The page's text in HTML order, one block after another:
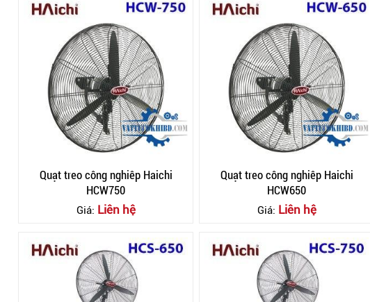
Quạt treo công nghiêp Haichi
HCW750
Giá: Liên hệ
Quạt treo công nghiêp Haichi
HCW650
Giá: Liên hệ